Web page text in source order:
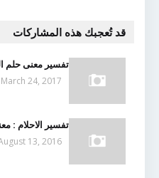
قد تُعجبك هذه المشاركات
تفسير معنى حلم
March 24, 2017
تفسير الاحلام :
13, 2016